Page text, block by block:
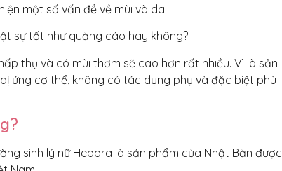
một số vấn đề về mùi và da.
thụ và có mùi thơm sẽ cao hơn rất nhiều. Vì là sản
ứng cơ thể, không có tác dụng phụ và đặc biệt phù
sinh lý nữ Hebora là sản phẩm của Nhật Bản được